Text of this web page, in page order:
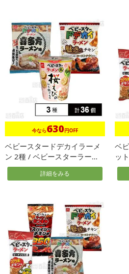
今なら630円OFF
ベビースタードデカイラーメ
ン 2種 / ベビースターラーメ
ン...
詳細をみる
ベ
ット